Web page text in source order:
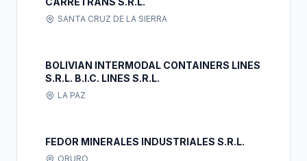
SANTA CRUZ DE LA SIERRA
BOLIVIAN INTERMODAL CONTAINERS LINES
S.R.L. B.I.C. LINES S.R.L.
LA PAZ
FEDOR MINERALES INDUSTRIALES S.R.L.
ORURO